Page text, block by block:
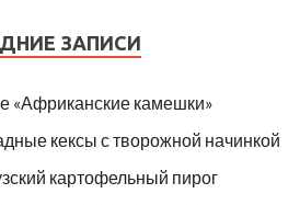
ЗАПИСИ
«Африканские камешки»
кексы с творожной начинкой
картофельный пирог